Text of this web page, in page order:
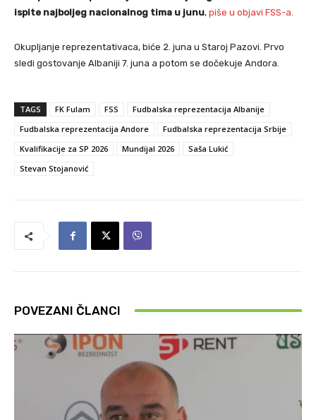
ispite najboljeg nacionalnog tima u junu, piše u objavi FSS-a.
Okupljanje reprezentativaca, biće 2. juna u Staroj Pazovi. Prvo
sledi gostovanje Albaniji 7. juna a potom se dočekuje Andora.
TAGS FK Fulam FSS
Fudbalska reprezentacija Albanije
Fudbalska reprezentacija Andore
Fudbalska reprezentacija Srbije
Kvalifikacije za SP 2026
Mundijal 2026
Saša Lukić
Stevan Stojanović
POVEZANI ČLANCI